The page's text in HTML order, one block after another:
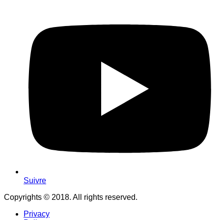
Suivre
Copyrights © 2018. All rights reserved.
Privacy